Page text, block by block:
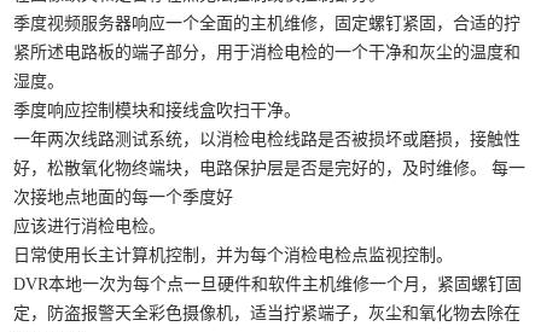
季度视频服务器响应一个全面的主机维修，固定螺钉紧固，合适的拧
紧所述电路板的端子部分，用于消检电检的一个干净和灰尘的温度和
湿度。
季度响应控制模块和接线盒吹扫干净。
一年两次线路测试系统，以消检电检线路是否被损坏或磨损，接触性
好，松散氧化物终端块，电路保护层是否是完好的，及时维修。 每一
次接地点地面的每一个季度好
应该进行消检电检。
日常使用长主计算机控制，并为每个消检电检点监视控制。
DVR本地一次为每个点一旦硬件和软件主机维修一个月，紧固螺钉固
定，防盗报警天全彩色摄像机，适当拧紧端子，灰尘和氧化物去除在